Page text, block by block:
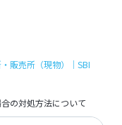
販売所（現物）｜SBI
の対処方法について